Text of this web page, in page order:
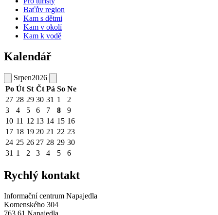
Baťův region
Kam s dětmi
Kam v okolí
Kam k vodě
Kalendář
Srpen2026
Po Út St Čt Pá So Ne
27 28 29 30 31 1
2
3
4 5 6 7 8
9
10 11 12 13 14 15 16
17 18 19 20 21 22 23
24 25 26 27 28 29 30
31 1 2 3 4 5 6
Rychlý kontakt
Informační centrum Napajedla
Komenského 304
763 61 Napajedla